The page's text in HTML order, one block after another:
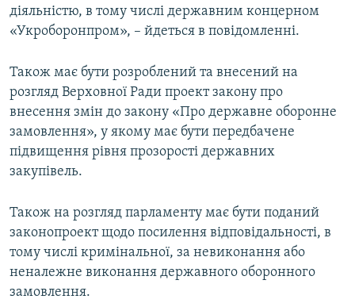
діяльністю, в тому числі державним концерном
«Укроборонпром», – йдеться в повідомленні.
Також має бути розроблений та внесений на
розгляд Верховної Ради проект закону про
внесення змін до закону «Про державне оборонне
замовлення», у якому має бути передбачене
підвищення рівня прозорості державних
закупівель.
Також на розгляд парламенту має бути поданий
законопроект щодо посилення відповідальності, в
тому числі кримінальної, за невиконання або
неналежне виконання державного оборонного
замовлення.